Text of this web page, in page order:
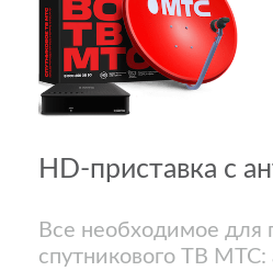
HD-приставка с
Все необходимое для
спутникового ТВ МТС: